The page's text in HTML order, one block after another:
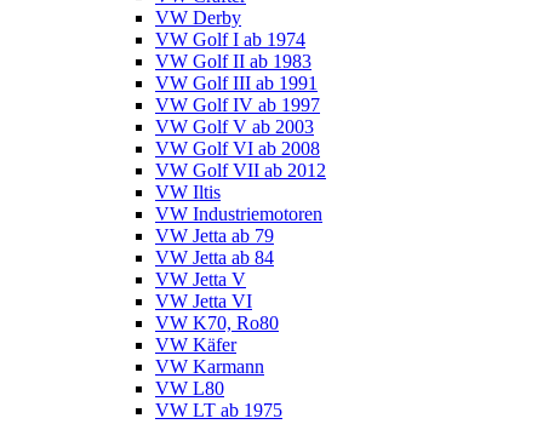
VW Derby
VW Golf I ab 1974
VW Golf II ab 1983
VW Golf III ab 1991
VW Golf IV ab 1997
VW Golf V ab 2003
VW Golf VI ab 2008
VW Golf VII ab 2012
VW Iltis
VW Industriemotoren
VW Jetta ab 79
VW Jetta ab 84
VW Jetta V
VW Jetta VI
VW K70, Ro80
VW Käfer
VW Karmann
VW L80
VW LT ab 1975